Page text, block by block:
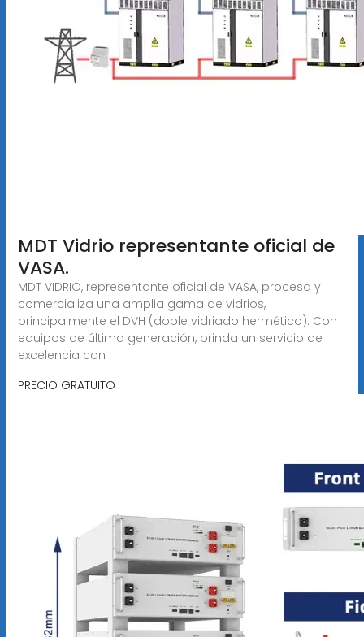
MDT Vidrio representante oficial de
VASA.
MDT VIDRIO, representante oficial de VASA, procesa y
comercializa una amplia gama de vidrios,
principalmente el DVH (doble vidriado hermético). Con
equipos de última generación, brinda un servicio de
excelencia con
PRECIO GRATUITO